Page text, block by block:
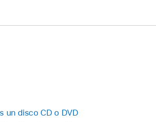
un disco CD o DVD